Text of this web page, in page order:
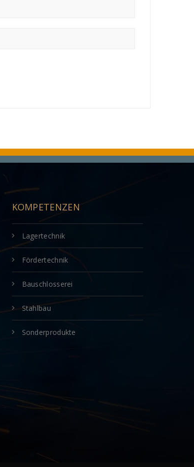
KOMPETENZEN
Lagertechnik
Fördertechnik
Bauschlosserei
Stahlbau
Sonderprodukte